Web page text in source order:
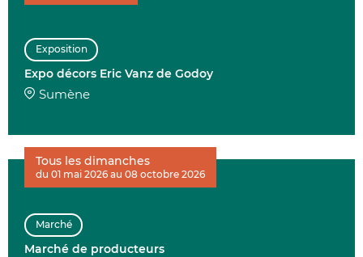
Exposition
Expo décors Eric Vanz de Godoy
Sumène
Marché
Marché de producteurs
Tous les dimanches
du 01 mai 2026 au 08 octobre 2026